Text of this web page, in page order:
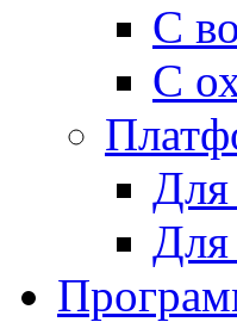
С
С
Для
Для